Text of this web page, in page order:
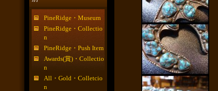
PineRidge・Museum
PineRidge・Collectio
n
PineRidge・Push Item
Awards(賞)・Collectio
n
All・Gold・Colletcio
n